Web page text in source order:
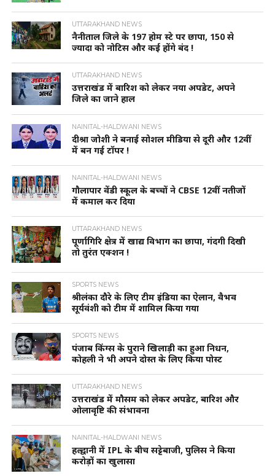
UTTARAKHAND NEWS
नैनीताल जिले के 197 होम स्टे पर छापा, 150 से
ज्यादा को नोटिस और कई होंगे बंद !
UTTARAKHAND NEWS
उत्तराखंड में बारिश को लेकर नया अपडेट, अपने
जिले का जाने हाल
NAINITAL-HALDWANI NEWS
दीश्रा जोशी ने बनाई सोशल मीडिया से दूरी और 12वीं
में बन गई टॉपर !
NAINITAL-HALDWANI NEWS
गौलापार वेंडी स्कूल के बच्चों ने CBSE 12वीं नतीजों
में कमाल कर दिया
UTTARAKHAND NEWS
पूर्णागिरि क्षेत्र में खाद्य विभाग का छापा, गंदगी दिखी
तो तुरंत एक्शन !
SPORTS NEWS
श्रीलंका दौरे के लिए टीम इंडिया का ऐलान, वैभव
सूर्यवंशी को टीम में शामिल किया गया
SPORTS NEWS
पंजाब किंग्स के पुराने खिलाड़ी का हुआ निधन,
कोहली ने भी अपने दोस्त के लिए किया पोस्ट
UTTARAKHAND NEWS
उत्तराखंड में मौसम को लेकर अपडेट, बारिश और
ओलावृष्टि की संभावना
NAINITAL-HALDWANI NEWS
हल्द्वानी में IPL के बीच सट्टेबाजी, पुलिस ने किया
करोड़ों का खुलासा